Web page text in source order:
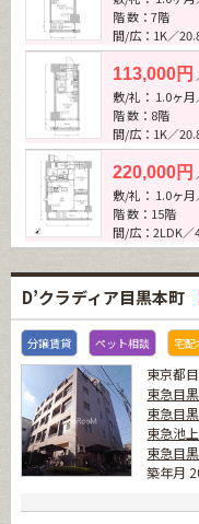
階 数：7階
間/広：1K／
113,000円
敷/礼： 1.0ヶ月
階 数：8階
間/広：1K／
220,000円
敷/礼： 1.0ヶ月
階 数：15階
間/広：2LDK／
D’クラディア目黒本町
分譲賃貸 ペット相談 宅配
東京都
東急目
東急目
東急池
東急目
築年月